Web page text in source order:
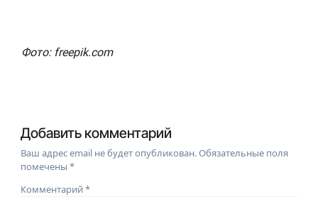
Фото: freepik.com
Добавить комментарий
Ваш адрес email не будет опубликован.Обязательные поля
помечены*
Комментарий*